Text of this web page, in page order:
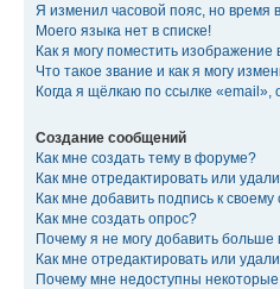
Я изменил часовой пояс, но время
Моего языка нет в списке!
Как я могу поместить
Что такое звание и как я могу
Когда я щёлкаю по ссылке
Создание сообщений
Как мне создать тему в форуме?
Как мне отредактировать или
Как мне добавить подпись к
Как мне создать опрос?
Почему я не могу добавить больше
Как мне отредактировать или
Почему мне недоступны